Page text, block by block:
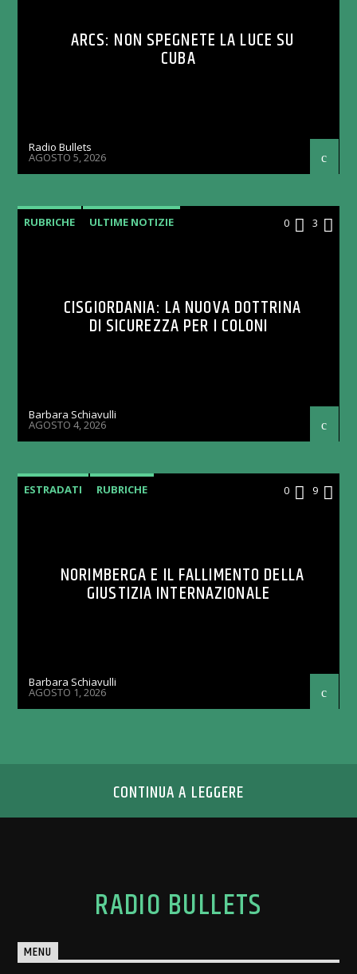
ARCS: NON SPEGNETE LA LUCE SU
CUBA
Radio Bullets
AGOSTO 5, 2026
RUBRICHE ULTIME NOTIZIE 0 3
CISGIORDANIA: LA NUOVA DOTTRINA
DI SICUREZZA PER I COLONI
Barbara Schiavulli
AGOSTO 4, 2026
ESTRADATI RUBRICHE 0 9
NORIMBERGA E IL FALLIMENTO DELLA
GIUSTIZIA INTERNAZIONALE
Barbara Schiavulli
AGOSTO 1, 2026
CONTINUA A LEGGERE
RADIO BULLETS
MENU